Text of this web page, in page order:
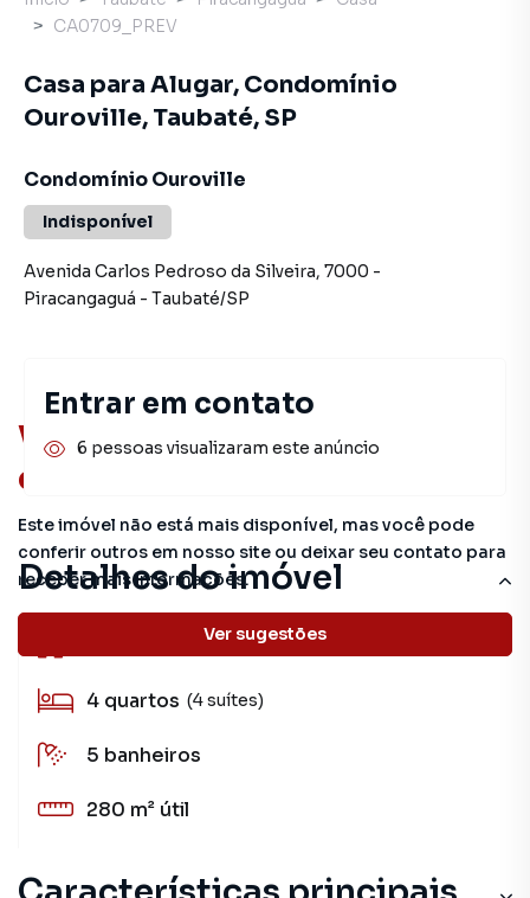
Você pode encontrar novas
oportunidades!
Este imóvel não está mais disponível, mas você pode
conferir outros em nosso site ou deixar seu contato para
receber mais informações.
Ver sugestões
Detalhes do imóvel
4 quartos (4 suítes)
5 banheiros
280 m² útil
CA0709_PREV
Casa para Alugar, Condomínio
Ouroville, Taubaté, SP
Condomínio Ouroville
Indisponível
Avenida Carlos Pedroso da Silveira, 7000 -
Piracangaguá - Taubaté/SP
Entrar em contato
6 pessoas visualizaram este anúncio